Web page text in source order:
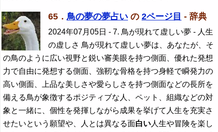
65． 鳥の夢の夢占い の 2ページ目 - 辞典
2024年07月05日 - 7. 鳥が現れて虚しい夢 - 人生
の虚しさ 鳥が現れて虚しい夢は、あなたが、そ
の鳥のように広い視野と鋭い審美眼を持つ側面、優れた発想
力で自由に発想する側面、強靭な骨格を持つ身軽で瞬発力の
高い側面、上品な美しさや愛らしさを持つ側面などの長所を
備える鳥が象徴するポジティブな人、ペット、組織などの対
象と一緒に、個性を発揮しながら成果を挙げて人生を充実さ
せたいという願望や、人とは異なる面白い人生や冒険を楽し